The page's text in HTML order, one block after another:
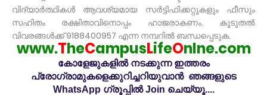
വിദ്യാർത്ഥികൾ ആവശ്യമായ സർട്ടിഫിക്കറ്റുകളും ഫീസും
സഹിതം രക്ഷിതാവിനൊപ്പം ഹാജരാകണം. കൂടുതൽ
വിവരങ്ങൾക്ക് 9188400957 എന്ന നമ്പറിൽ ബന്ധപ്പെടുക.
www.TheCampusLifeOnlne.com
കോളേജുകളിൽ നടക്കുന്ന ഇത്തരം
പ്രോഗ്രാമുകളെക്കുറിച്ചറിയുവാൻ ഞങ്ങളുടെ
WhatsApp ഗ്രൂപ്പിൽ Join ചെയ്യൂ....